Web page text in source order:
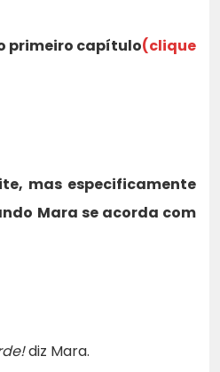
primeiro capítulo(clique
mas especificamente
Mara se acorda com
diz Mara.